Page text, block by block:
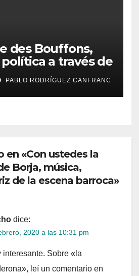
des Bouffons,
a través de
PABLO RODRÍGUEZ CANFRANC
en «Con ustedes la
Borja, música,
de la escena barroca»
dice:
2020 a las 10:31 pm
interesante. Sobre «la
leí un comentario en